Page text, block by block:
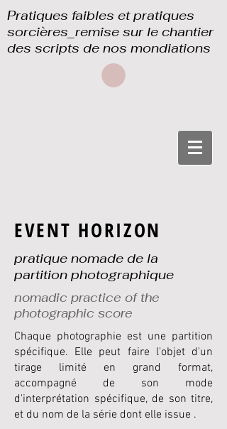
Pratiques faibles et pratiques
sorcières_remise sur le chantier
des scripts de nos mondiations
EVENT HORIZON
pratique nomade de la
partition photographique
nomadic practice of the
photographic score
Chaque photographie est une partition
spécifique. Elle peut faire l'objet d'un
tirage limité en grand format,
accompagné de son mode
d'interprétation spécifique, de son titre,
et du nom de la série dont elle issue .